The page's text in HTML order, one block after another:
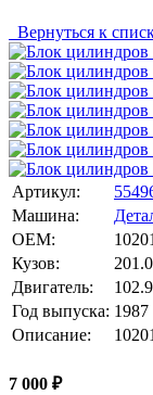
Вернуться к
Артикул:
Машина:
OEM:
Кузов:
Двигатель:
Год выпуска: 1987
Описание:
7 000 ₽